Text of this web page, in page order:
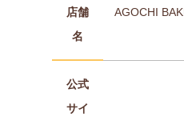
店舗
名
AGOCHI
公式
サイ